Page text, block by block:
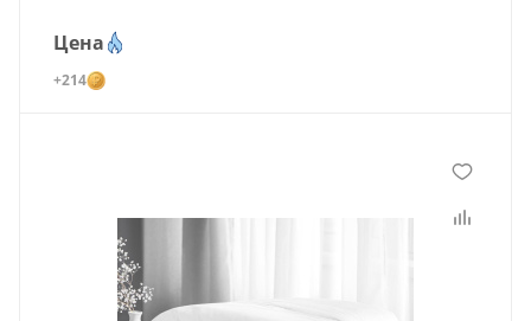
Цена
+214